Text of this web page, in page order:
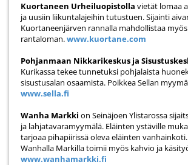
Kuortaneen Urheiluopistolla vietät lomaa
ja uusiin liikuntalajeihin tutustuen. Sijainti
Kuortaneenjärven rannalla mahdollistaa
rantaloman.www.kuortane.com
Pohjanmaan Nikkarikeskus ja
Kurikassa tekee tunnetuksi pohjalaista
sisustusalan osaamista. Poikkea Sellan
www.sella.fi
Wanha Markki on Seinäjoen Ylistarossa
ja lahjatavaramyymälä. Eläinten ystäville
tarjoaa pihapiirissä oleva eläinten vanhainkoti.
Wanhalla Markilla toimii myös kahvio ja
www.wanhamarkki.fi